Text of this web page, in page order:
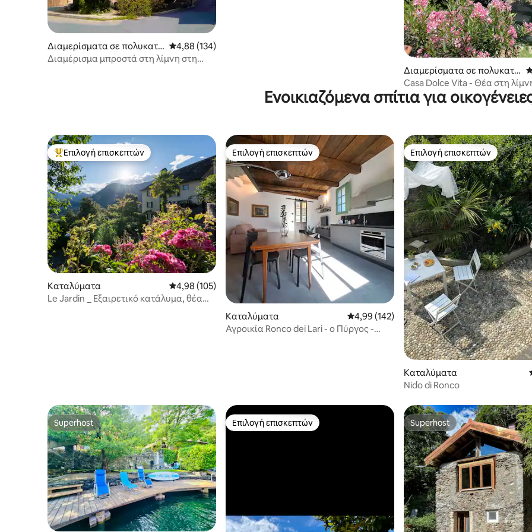
Διαμερίσματα σε πολυκατο
ικία
Μέση βαθμολογία: 4,88 στα 5, 134 κριτικές
4,88 (134)
Διαμέρισμα μπροστά στη λίμνη στη
Διαμερίσματα σε πολυκατο
ικία
Casa Dolce Vita - Θέα στη
Ενοικιαζόμενα σπίτια για
Κορυφαία επιλογή επισκεπτών
Επιλογή επισκεπτών
Καταλύματα Μέση βαθμολογία: 4,98 στα 5, 105 κριτικές
4,98 (105)
Le Jardin _ Εξαιρετικό κατάλυμα, θέα
Επιλογή επισκεπτών
Επιλογή επισκεπτών
Καταλύματα Μέση βαθμολογία: 4,99 στα 5, 142 κριτικές
4,99 (142)
Αγροικία Ronco dei Lari - ο Πύργος -
Επιλογή επισκεπτών
Επιλογή επισκεπτών
Καταλύματα
Nido di Ronco
Superhost
Superhost Επιλογή επισκεπτών
Επιλογή επισκεπτών Superhost
Superhost